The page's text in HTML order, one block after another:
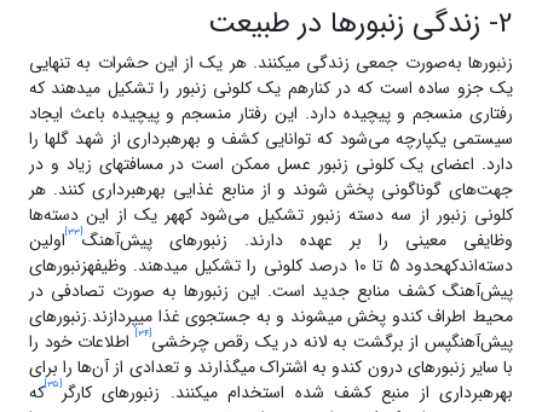
2- زندگی زنبور‌ها در طبیعت
زنبور‌ها به‌صورت جمعی زندگی می­کنند. هر یک از این حشرات به تنهایی
یک جزو ساده­ است که در کنارهم یک کلونی زنبور را تشکیل می­دهند که
رفتاری منسجم و پیچیده دارد. این رفتار منسجم و پیچیده باعث ایجاد
سیستمی یکپارچه می‌شود که توانایی کشف و بهره­برداری از شهد گل­ها را
دارد. اعضای یک کلونی زنبور عسل ممکن است در مسافت­های زیاد و در
جهت‌‌های گوناگونی پخش شوند و از منابع غذایی بهره­برداری کنند. هر
کلونی زنبور از سه دسته زنبور تشکیل می‌شود کههر یک از این دسته‌ها
وظایفی معینی را بر عهده دارند. زنبور‌های پیش‌آهنگ[33]
اولین
دسته‌اندکهحدود 5 تا 10 درصد کلونی را تشکیل می­دهند. وظیفهزنبور‌های
پیش‌آهنگ کشف منابع جدید است. این زنبور‌ها به صورت تصادفی در
محیط اطراف کندو پخش می­شوند و به جستجوی غذا می­پردازند.زنبور‌های
پیش‌آهنگپس از برگشت به لانه در یک رقص چرخشی[34]
اطلاعات خود را
با سایر زنبور‌‌های درون کندو به اشتراک می­گذارند و تعدادی از آن­‌ها را برای
بهره­برداری از منبع کشف شده استخدام می­کنند. زنبور‌های کارگر[35]
که